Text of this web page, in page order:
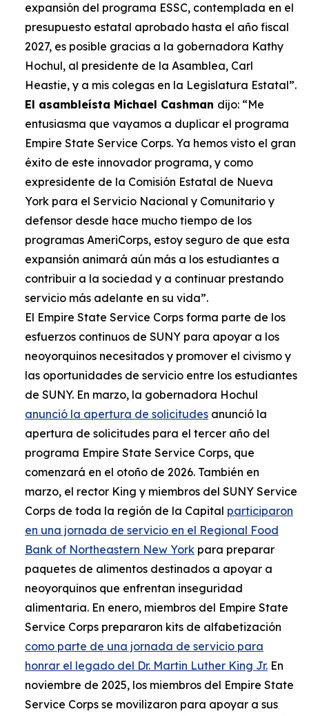
expansión del programa ESSC, contemplada en el
presupuesto estatal aprobado hasta el año fiscal
2027, es posible gracias a la gobernadora Kathy
Hochul, al presidente de la Asamblea, Carl
Heastie, y a mis colegas en la Legislatura Estatal”.
El asambleísta Michael Cashman dijo: “Me
entusiasma que vayamos a duplicar el programa
Empire State Service Corps. Ya hemos visto el gran
éxito de este innovador programa, y como
expresidente de la Comisión Estatal de Nueva
York para el Servicio Nacional y Comunitario y
defensor desde hace mucho tiempo de los
programas AmeriCorps, estoy seguro de que esta
expansión animará aún más a los estudiantes a
contribuir a la sociedad y a continuar prestando
servicio más adelante en su vida”.
El Empire State Service Corps forma parte de los
esfuerzos continuos de SUNY para apoyar a los
neoyorquinos necesitados y promover el civismo y
las oportunidades de servicio entre los estudiantes
de SUNY. En marzo, la gobernadora Hochul
anunció la apertura de solicitudes anunció la
apertura de solicitudes para el tercer año del
programa Empire State Service Corps, que
comenzará en el otoño de 2026. También en
marzo, el rector King y miembros del SUNY Service
Corps de toda la región de la Capital participaron
en una jornada de servicio en el Regional Food
Bank of Northeastern New York para preparar
paquetes de alimentos destinados a apoyar a
neoyorquinos que enfrentan inseguridad
alimentaria. En enero, miembros del Empire State
Service Corps prepararon kits de alfabetización
como parte de una jornada de servicio para
honrar el legado del Dr. Martin Luther King Jr. En
noviembre de 2025, los miembros del Empire State
Service Corps se movilizaron para apoyar a sus